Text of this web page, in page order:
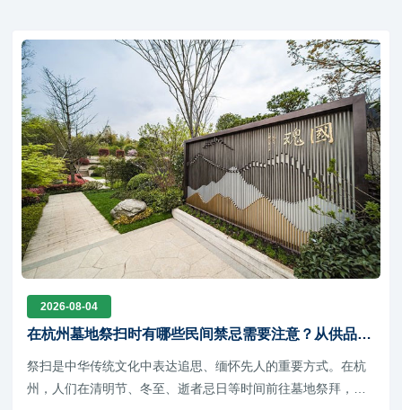
2026-08-04
在杭州墓地祭扫时有哪些民间禁忌需要注意？从供品选
择到祭拜时辰的传统讲究
祭扫是中华传统文化中表达追思、缅怀先人的重要方式。在杭
州，人们在清明节、冬至、逝者忌日等时间前往墓地祭拜，通